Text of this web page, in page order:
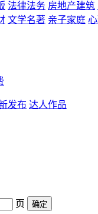
法律法务 房地产建筑
文学名著 亲子家庭
发布 达人作品
页 确定